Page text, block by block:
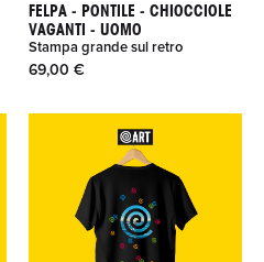
FELPA - PONTILE - CHIOCCIOLE
VAGANTI - UOMO
Stampa grande sul retro
69,00 €